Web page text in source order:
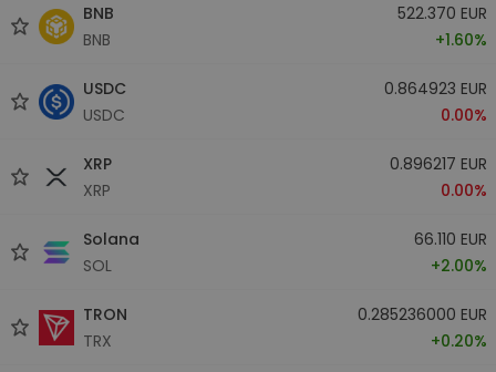
BNB
BNB
522.370 EUR
+1.60%
USDC
USDC
0.864923 EUR
0.00%
XRP
XRP
0.896217 EUR
0.00%
Solana
SOL
66.110 EUR
+2.00%
TRON
TRX
0.285236000 EUR
+0.20%